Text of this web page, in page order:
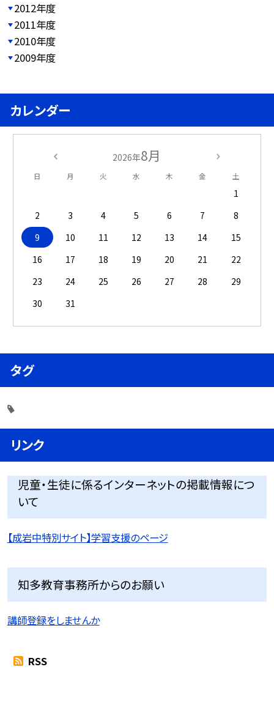
2012年度
2011年度
2010年度
2009年度
カレンダー
2026年8月
日 月 火 水 木 金 土
1
2
3 4 5 6 7
8
9
10 11 12 13 14
15
16
17 18 19 20 21
22
23
24 25 26 27 28
29
30
31
タグ
リンク
児童・生徒に係るインターネットの掲載情報につ
いて
【成岩中特別サイト】学習支援のページ
知多教育事務所からのお願い
講師登録をしませんか
RSS